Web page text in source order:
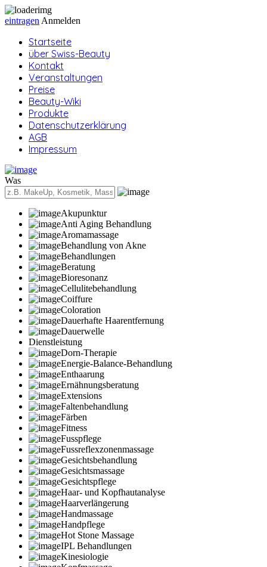
eintragen Anmelden
Startseite
über Swiss-Beauty
Kontakt
Veranstaltungen
Preise
Beauty-Wiki
Produkte
Datenschutzerklärung
AGB
Impressum
Was
Akupunktur
Anti Aging Behandlung
Aromamassage
Behandlung von Akne
Behandlungen
Beratung
Bioresonanz
Cellulitebehandlung
Coiffure
Coloration
Dauerhafte Haarentfernung
Dauerwelle
Dienstleistung
Dorn-Therapie
Energie-Balance-Behandlung
Enthaarung
Ernähnungsberatung
Extensions
Faltenbehandlung
Färben
Fitness
Fusspflege
Fussreflexzonenmassage
Gesichtsbehandlung
Gesichtsmassage
Gesichtspflege
Haar- und Kopfhautanalyse
Haarverlängerung
Handmassage
Handpflege
Hot Stone Massage
IPL Behandlungen
Kinesiologie